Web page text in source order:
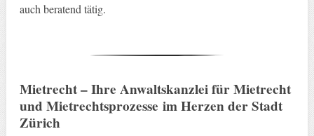
auch beratend tätig.
Mietrecht – Ihre Anwaltskanzlei für Mietrecht
und Mietrechtsprozesse im Herzen der Stadt
Zürich